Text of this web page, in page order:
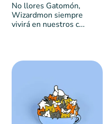
No llores Gatomón,
Wizardmon siempre
vivirá en nuestros c...